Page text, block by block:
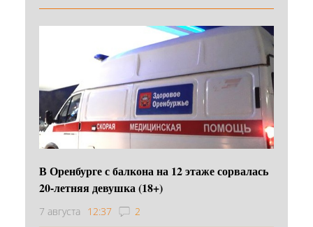
В Оренбурге с балкона на 12 этаже сорвалась
20-летняя девушка (18+)
7 августа 12:37 2